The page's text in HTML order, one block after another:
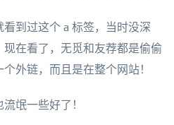
到过这个 a 标签，当时没深
在看了，无觅和友荐都是偷偷
外链，而且是在整个网站！
氓一些好了！